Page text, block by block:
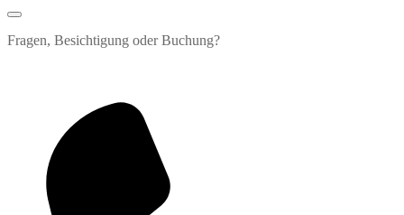
Fragen, Besichtigung oder Buchung?